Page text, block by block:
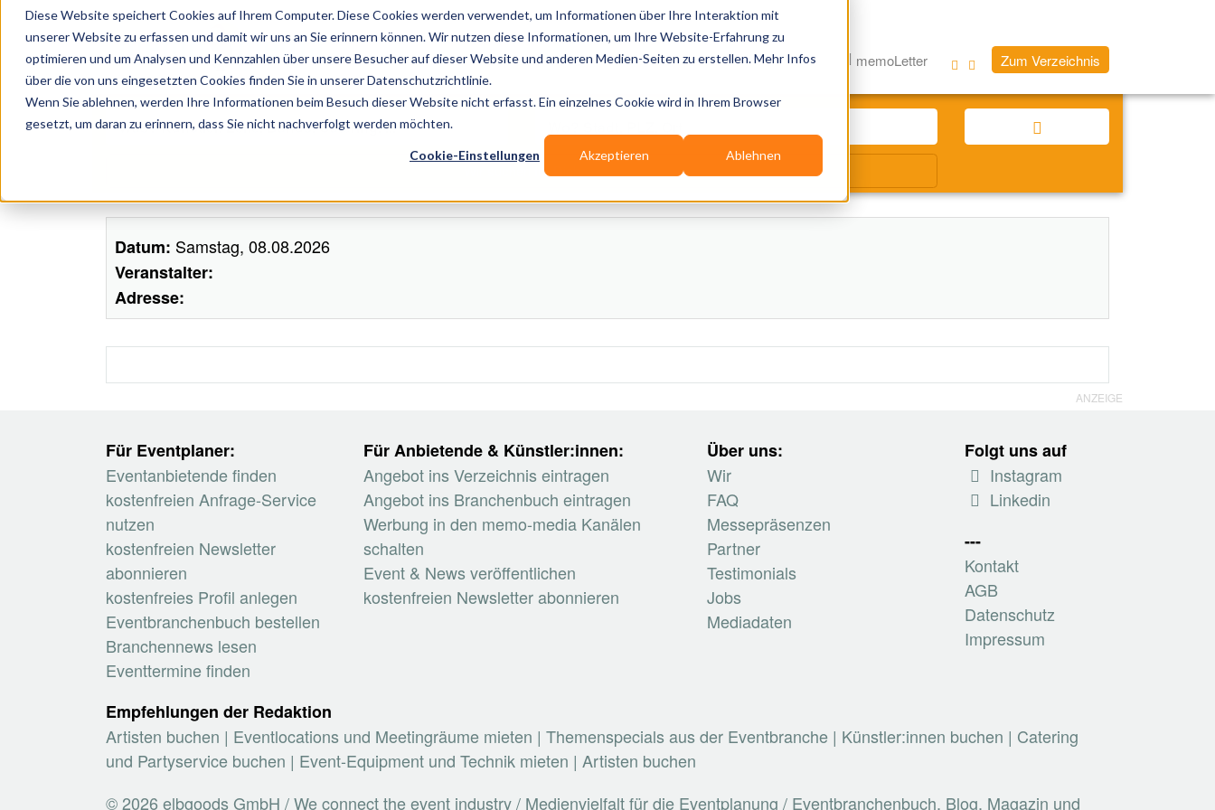
Diese Website speichert Cookies auf Ihrem Computer. Diese Cookies werden verwendet, um Informationen über Ihre Interaktion mit
unserer Website zu erfassen und damit wir uns an Sie erinnern können. Wir nutzen diese Informationen, um Ihre Website-Erfahrung zu
optimieren und um Analysen und Kennzahlen über unsere Besucher auf dieser Website und anderen Medien-Seiten zu erstellen. Mehr Infos
über die von uns eingesetzten Cookies finden Sie in unserer Datenschutzrichtlinie.
Wenn Sie ablehnen, werden Ihre Informationen beim Besuch dieser Website nicht erfasst. Ein einzelnes Cookie wird in Ihrem Browser
gesetzt, um daran zu erinnern, dass Sie nicht nachverfolgt werden möchten.
Cookie-Einstellungen Akzeptieren Ablehnen
Datum: Samstag, 08.08.2026
Veranstalter:
Adresse:
Publikationen Branchen-Infos Services Blog memoLetter Zum Verzeichnis
Zelte, Bands, Catering, ...
Wir suchen für Dich
ANZEIGE
Für Eventplaner:
Eventanbietende finden
kostenfreien Anfrage-Service
nutzen
kostenfreien Newsletter
abonnieren
kostenfreies Profil anlegen
Eventbranchenbuch bestellen
Branchennews lesen
Eventtermine finden
Für Anbietende & Künstler:innen:
Angebot ins Verzeichnis eintragen
Angebot ins Branchenbuch eintragen
Werbung in den memo-media Kanälen
schalten
Event & News veröffentlichen
kostenfreien Newsletter abonnieren
Über uns:
Wir
FAQ
Messepräsenzen
Partner
Testimonials
Jobs
Mediadaten
Folgt uns auf
Instagram
Linkedin
---
Kontakt
AGB
Datenschutz
Impressum
Empfehlungen der Redaktion
Artisten buchen | Eventlocations und Meetingräume mieten | Themenspecials aus der Eventbranche | Künstler:innen buchen | Catering
und Partyservice buchen | Event-Equipment und Technik mieten | Artisten buchen
© 2026 elbgoods GmbH / We connect the event industry / Medienvielfalt für die Eventplanung / Eventbranchenbuch, Blog, Magazin und